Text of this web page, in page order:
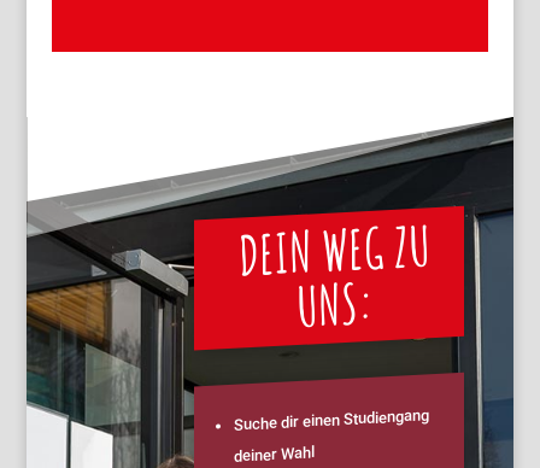
DEIN WEG ZU
UNS:
Suche dir einen Studiengang
deiner Wahl